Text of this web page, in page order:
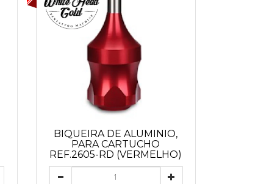
BIQUEIRA DE ALUMINIO,
PARA CARTUCHO
REF.2605-RD (VERMELHO)